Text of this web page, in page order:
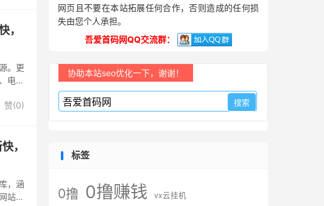
，
。更
电视
赞(0)
，
，涵
站特
网页且不要在本站拓展任何合作，否则造成的任何损
失由您个人承担。
吾爱首码网QQ交流群：
协助本站seo优化一下，谢谢！
标签
0撸 0撸赚钱 vx云挂机